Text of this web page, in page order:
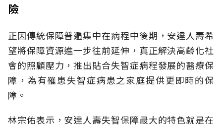
險
正因傳統保障普遍集中在病程中後期，安達人壽希
望將保障資源進一步往前延伸，真正解決高齡化社
會的照顧壓力，推出貼合失智症病程發展的醫療保
障，為有罹患失智症病患之家庭提供更即時的保
障。
林宗佑表示，安達人壽失智保障最大的特色就是在